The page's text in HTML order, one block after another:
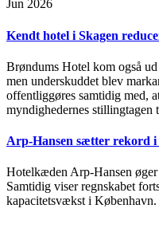
Jun 2026
Kendt hotel i Skagen
Brøndums Hotel kom også
men underskuddet blev
offentliggøres samtidig med,
myndighedernes stillingtagen
Arp-Hansen sætter rekord
Hotelkæden Arp-Hansen
Samtidig viser regnskabet
kapacitetsvækst i København.